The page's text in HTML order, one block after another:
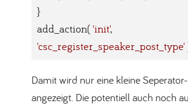
}
add_action( 'init'
'csc_register_speaker_post_type'
Damit wird nur eine kleine
angezeigt. Die potentiell auch noch